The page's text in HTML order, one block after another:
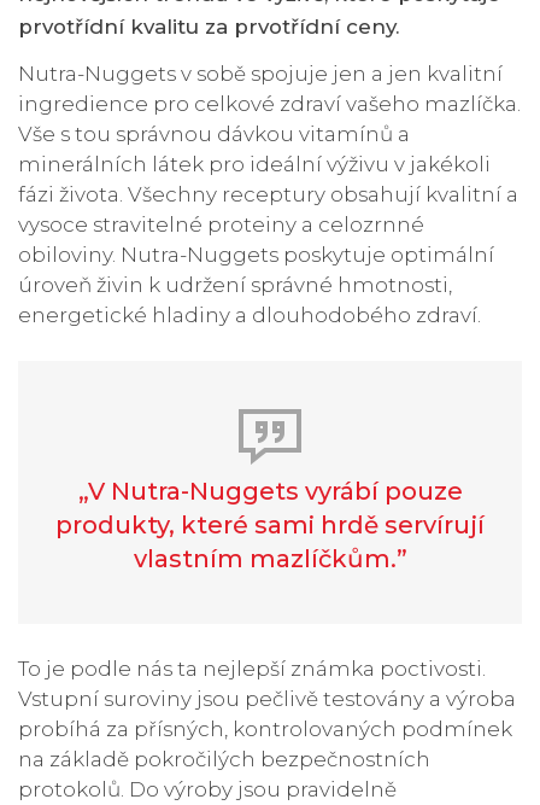
prvotřídní kvalitu za prvotřídní ceny.
Nutra-Nuggets v sobě spojuje jen a jen kvalitní
ingredience pro celkové zdraví vašeho mazlíčka.
Vše s tou správnou dávkou vitamínů a
minerálních látek pro ideální výživu v jakékoli
fázi života. Všechny receptury obsahují kvalitní a
vysoce stravitelné proteiny a celozrnné
obiloviny. Nutra-Nuggets poskytuje optimální
úroveň živin k udržení správné hmotnosti,
energetické hladiny a dlouhodobého zdraví.
„V Nutra-Nuggets vyrábí pouze
produkty, které sami hrdě servírují
vlastním mazlíčkům.”
To je podle nás ta nejlepší známka poctivosti.
Vstupní suroviny jsou pečlivě testovány a výroba
probíhá za přísných, kontrolovaných podmínek
na základě pokročilých bezpečnostních
protokolů. Do výroby jsou pravidelně